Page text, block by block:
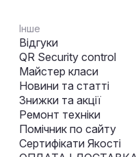
Інше
Відгуки
QR Security control
Майстер класи
Новини та статті
Знижки та акції
Ремонт техніки
Помічник по сайту
Сертифікати Якості